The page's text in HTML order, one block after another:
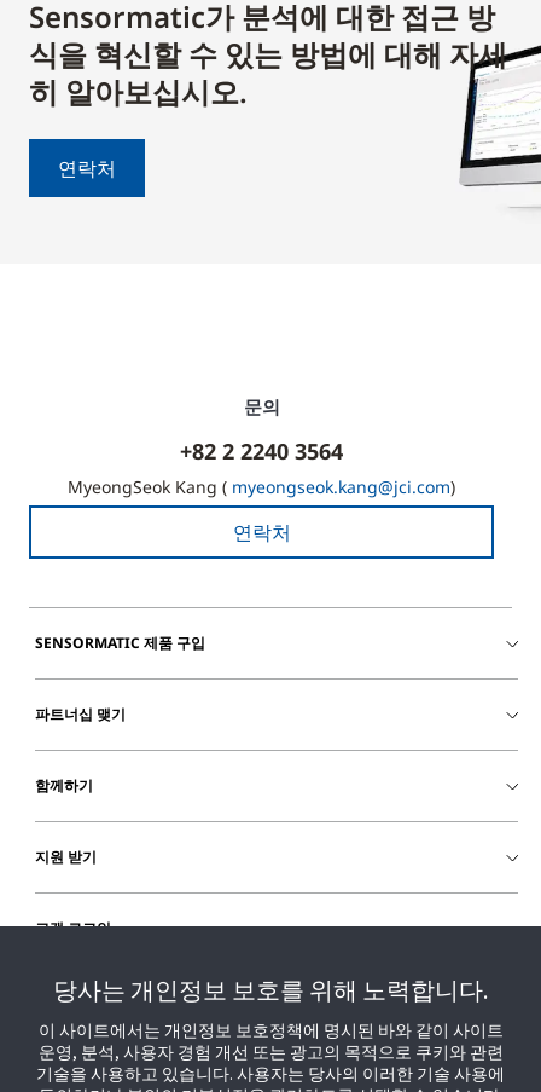
Sensormatic가 분석에 대한 접근 방
식을 혁신할 수 있는 방법에 대해 자세
히 알아보십시오.
연락처
문의
+82 2 2240 3564
MyeongSeok Kang ( myeongseok.kang@jci.com)
연락처
SENSORMATIC 제품 구입
파트너십 맺기
함께하기
지원 받기
고객 로그인
당사는 개인정보 보호를 위해 노력합니다.
이 사이트에서는 개인정보 보호정책에 명시된 바와 같이 사이트
운영, 분석, 사용자 경험 개선 또는 광고의 목적으로 쿠키와 관련
기술을 사용하고 있습니다. 사용자는 당사의 이러한 기술 사용에